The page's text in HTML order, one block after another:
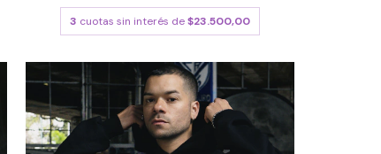
3 cuotas sin interés de$23.500,00